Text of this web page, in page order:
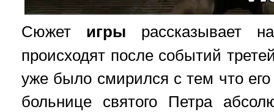
Сюжет игры рассказывает
происходят после событий
уже было смирился с тем что
больнице святого Петра